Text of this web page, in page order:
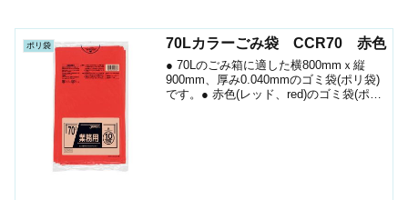
ポリ袋 70Lカラーごみ袋 CCR70 赤色
● 70Lのごみ箱に適した横800mmｘ縦
900mm、厚み0.040mmのゴミ袋(ポリ袋)
です。● 赤色(レッド、red)のゴミ袋(ポリ